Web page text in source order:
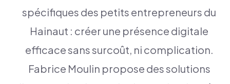
spécifiques des petits entrepreneurs du
Hainaut : créer une présence digitale
efficace sans surcoût, ni complication.
Fabrice Moulin propose des solutions